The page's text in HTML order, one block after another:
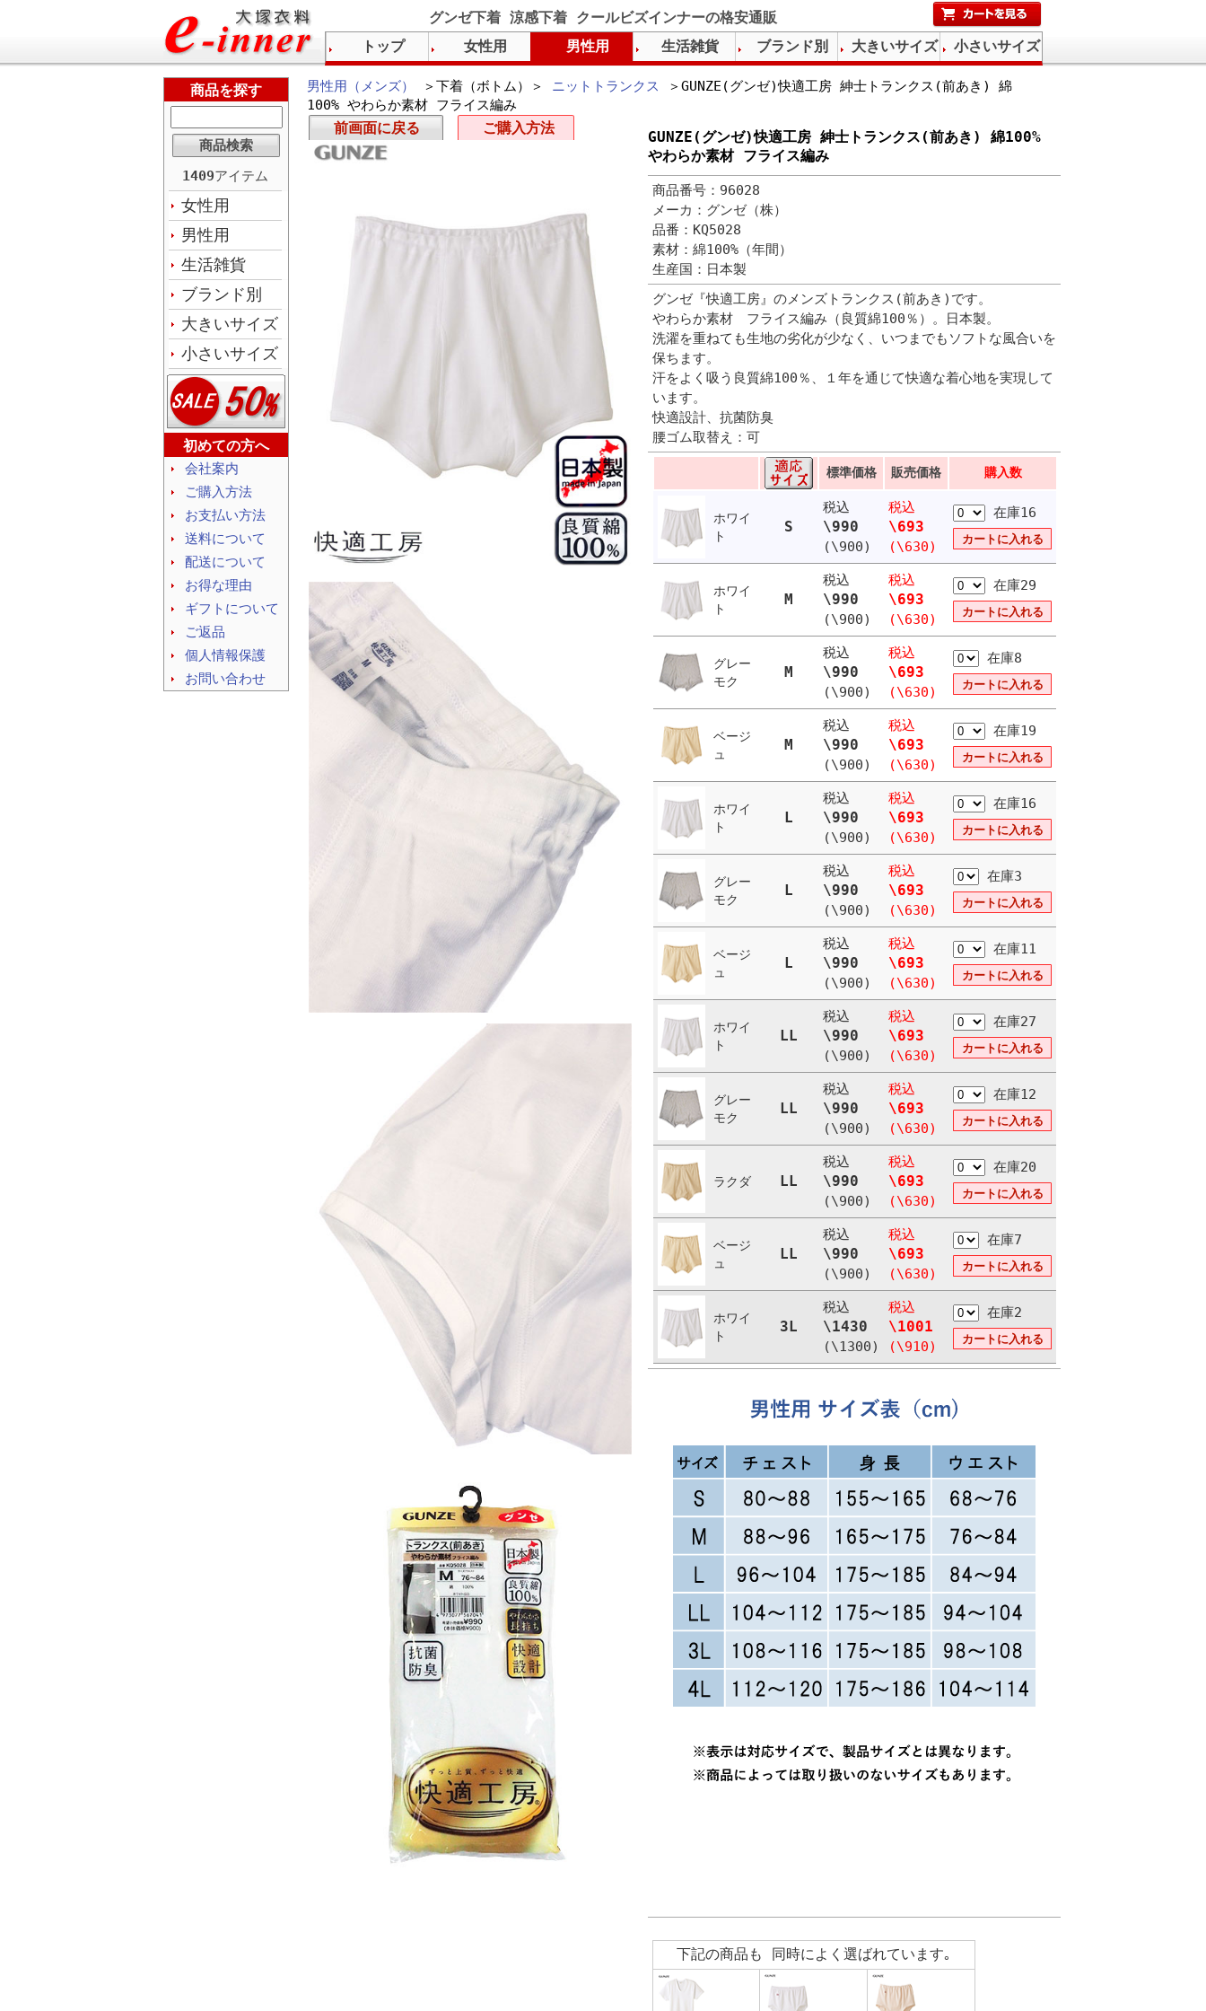
グンゼ下着 涼感下着 クールビズインナーの格安通販
男性用（メンズ） ＞下着（ボトム）＞ ニットトランクス
＞GUNZE(グンゼ)快適工房 紳士トランクス(前あき) 綿
100% やわらか素材 フライス編み
GUNZE(グンゼ)快適工房 紳士トランクス(前あき) 綿100%
やわらか素材 フライス編み
商品番号：96028
メーカ：グンゼ（株）
品番：KQ5028
素材：綿100%（年間）
生産国：日本製
グンゼ『快適工房』のメンズトランクス(前あき)です。
やわらか素材 フライス編み（良質綿100％）。日本製。
洗濯を重ねても生地の劣化が少なく、いつまでもソフトな風合いを
保ちます。
汗をよく吸う良質綿100％、１年を通じて快適な着心地を実現して
います。
快適設計、抗菌防臭
腰ゴム取替え：可
標準価格 販売価格 購入数
ホワイ
ト
S
税込
\990
(\900)
税込
\693
(\630)
在庫16
ホワイ
ト
M
税込
\990
(\900)
税込
\693
(\630)
在庫29
グレー
モク
M
税込
\990
(\900)
税込
\693
(\630)
在庫8
ベージ
ュ
M
税込
\990
(\900)
税込
\693
(\630)
在庫19
ホワイ
ト
L
税込
\990
(\900)
税込
\693
(\630)
在庫16
グレー
モク
L
税込
\990
(\900)
税込
\693
(\630)
在庫3
ベージ
ュ
L
税込
\990
(\900)
税込
\693
(\630)
在庫11
ホワイ
ト
LL
税込
\990
(\900)
税込
\693
(\630)
在庫27
グレー
モク
LL
税込
\990
(\900)
税込
\693
(\630)
在庫12
ラクダ LL
税込
\990
(\900)
税込
\693
(\630)
在庫20
ベージ
ュ
LL
税込
\990
(\900)
税込
\693
(\630)
在庫7
ホワイ
ト
3L
税込
\1430
(\1300)
税込
\1001
(\910)
在庫2
下記の商品も 同時によく選ばれています｡
前画面に戻る ご購入方法
商品を探す
1409アイテム
女性用
男性用
生活雑貨
ブランド別
大きいサイズ
小さいサイズ
初めての方へ
会社案内
ご購入方法
お支払い方法
送料について
配送について
お得な理由
ギフトについて
ご返品
個人情報保護
お問い合わせ
トップ 女性用 男性用 生活雑貨 ブランド別 大きいサイズ 小さいサイズ